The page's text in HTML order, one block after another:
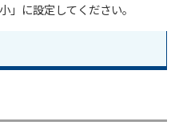
」に設定してください。